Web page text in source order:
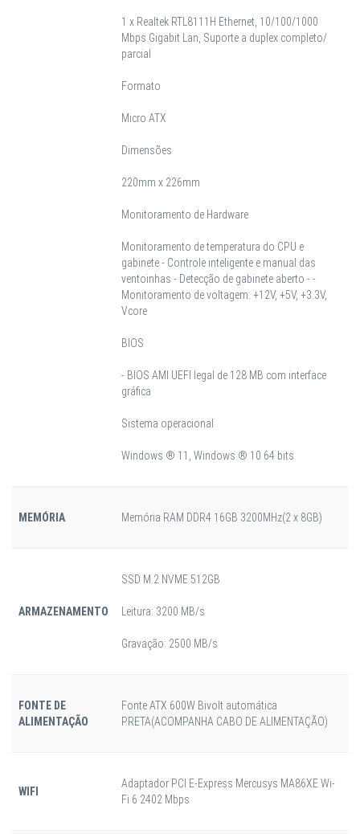
1 x Realtek RTL8111H Ethernet, 10/100/1000
Mbps Gigabit Lan, Suporte a duplex completo/
parcial
Formato
Micro ATX
Dimensões
220mm x 226mm
Monitoramento de Hardware
Monitoramento de temperatura do CPU e
gabinete - Controle inteligente e manual das
ventoinhas - Detecção de gabinete aberto - -
Monitoramento de voltagem: +12V, +5V, +3.3V,
Vcore
BIOS
- BIOS AMI UEFI legal de 128 MB com interface
gráfica
Sistema operacional
Windows ® 11, Windows ® 10 64 bits
MEMÓRIA Memória RAM DDR4 16GB 3200MHz(2 x 8GB)
ARMAZENAMENTO
SSD M.2 NVME 512GB
Leitura: 3200 MB/s
Gravação: 2500 MB/s
FONTE DE
ALIMENTAÇÃO
Fonte ATX 600W Bivolt automática
PRETA(ACOMPANHA CABO DE ALIMENTAÇÃO)
WIFI
Adaptador PCI E-Express Mercusys MA86XE Wi-
Fi 6 2402 Mbps